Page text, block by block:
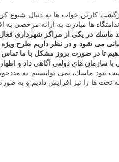
ها مبادرت به ارائه مرخصی به
ماسك در یكی از مراكز شهرداری
می شود و در نظر داریم طرح
تا در صورت بروز مشكل با ما
با سازمان های دولتی آگاهی داد و
نبود ماسك، نمی توانستیم به
ها را نیز افزایش دادیم و به